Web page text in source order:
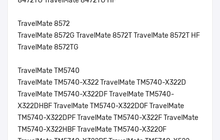
TravelMate 8572
TravelMate 8572G TravelMate 8572T TravelMate 8572T HF
TravelMate 8572TG
TravelMate TM5740
TravelMate TM5740-X322 TravelMate TM5740-X322D
TravelMate TM5740-X322DF TravelMate TM5740-
X322DHBF TravelMate TM5740-X322DOF TravelMate
TM5740-X322DPF TravelMate TM5740-X322F TravelMate
TM5740-X322HBF TravelMate TM5740-X322OF